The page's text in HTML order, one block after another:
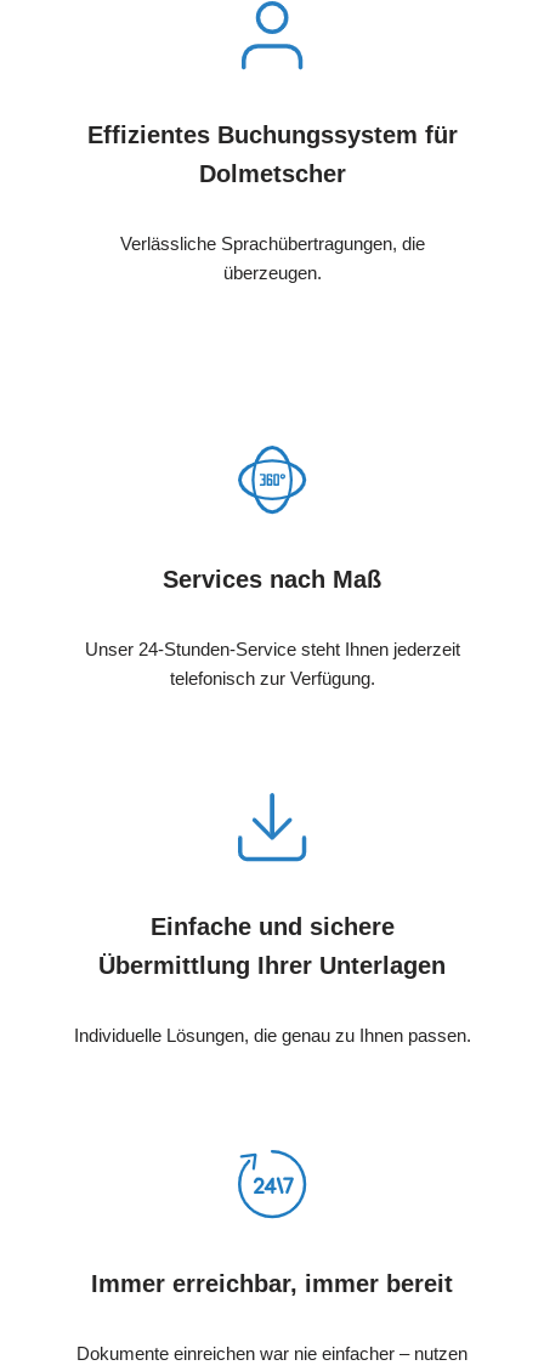
Effizientes Buchungssystem für
Dolmetscher
Verlässliche Sprachübertragungen, die
überzeugen.
Services nach Maß
Unser 24-Stunden-Service steht Ihnen jederzeit
telefonisch zur Verfügung.
Einfache und sichere
Übermittlung Ihrer Unterlagen
Individuelle Lösungen, die genau zu Ihnen passen.
Immer erreichbar, immer bereit
Dokumente einreichen war nie einfacher – nutzen